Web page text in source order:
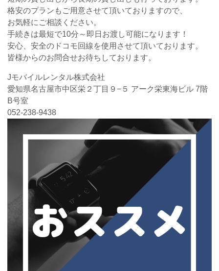
格安のプランもご用意させて頂いておりますので、
お気軽にご相談ください。
手続きは最短で10分～即日お渡し可能になります！
安心、安全のドコモ回線を使用させて頂いております。
皆様からのお問合せお待ちしております。
Jモバイルレンタル株式会社
愛知県名古屋市中区栄２丁目９−５ アーク栄東海ビル 7階
B号室
052-238-9438